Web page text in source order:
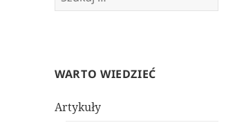
WARTO WIEDZIEĆ
Artykuły